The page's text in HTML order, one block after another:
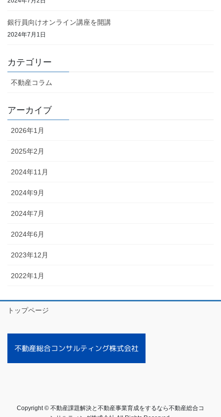
銀行員向けオンライン講座を開講
2024年7月1日
カテゴリー
不動産コラム
アーカイブ
2026年1月
2025年2月
2024年11月
2024年9月
2024年7月
2024年6月
2023年12月
2022年1月
トップページ
Copyright © 不動産課題解決と不動産事業育成をするなら不動産総合コ